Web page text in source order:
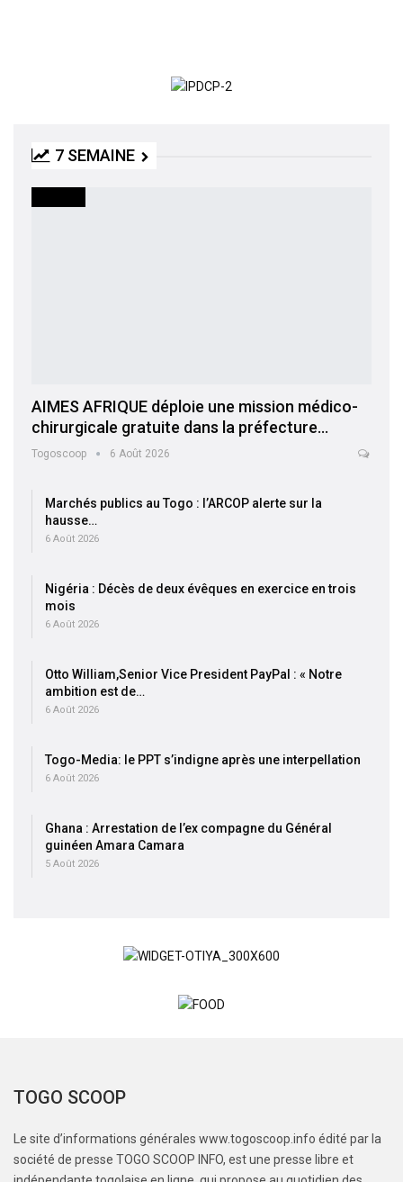
7 SEMAINE
AIMES AFRIQUE déploie une mission médico-
chirurgicale gratuite dans la préfecture…
Togoscoop 6 Août 2026
Marchés publics au Togo : l’ARCOP alerte sur la
hausse…
6 Août 2026
Nigéria : Décès de deux évêques en exercice en trois
mois
6 Août 2026
Otto William,Senior Vice President PayPal : « Notre
ambition est de…
6 Août 2026
Togo-Media: le PPT s’indigne après une interpellation
6 Août 2026
Ghana : Arrestation de l’ex compagne du Général
guinéen Amara Camara
5 Août 2026
TOGO SCOOP
Le site d’informations générales www.togoscoop.info édité par la
société de presse TOGO SCOOP INFO, est une presse libre et